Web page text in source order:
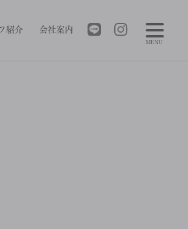
紹介 会社案内
MENU